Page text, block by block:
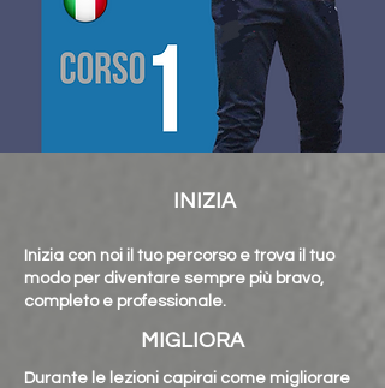
INIZIA
Inizia con noi il tuo percorso e trova il tuo
modo per diventare sempre più bravo,
completo e professionale.
MIGLIORA
Durante le lezioni capirai come migliorare